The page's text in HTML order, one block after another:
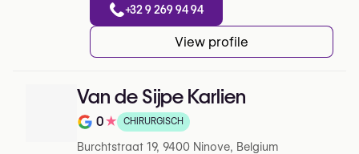
+32 9 269 94 94
View profile
Van de Sijpe Karlien
Note de 0 sur 5 sur Google
0★ CHIRURGISCH
Burchtstraat 19, 9400 Ninove, Belgium